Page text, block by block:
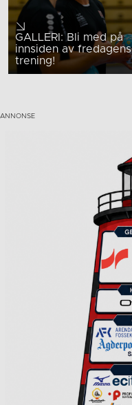
GALLERI: Bli med på
innsiden av fredagens
trening!